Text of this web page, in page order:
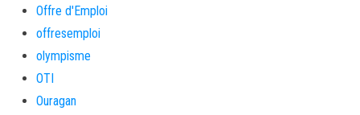
Offre d'Emploi
offresemploi
olympisme
OTI
Ouragan